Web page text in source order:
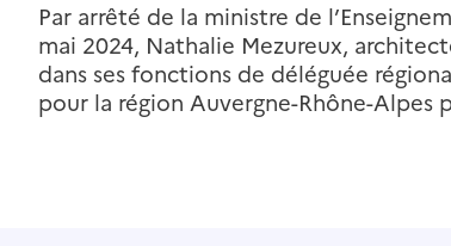
Par arrêté de la ministre de
mai 2024, Nathalie Mezureux,
dans ses fonctions de déléguée
pour la région Auvergne-Rhône-Alpes